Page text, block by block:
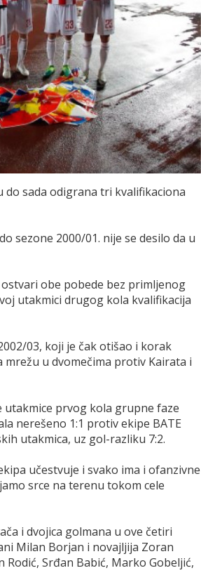
do sada odigrana tri kvalifikaciona
sezone 2000/01. nije se desilo da u
obe pobede bez primljenog
utakmici drugog kola kvalifikacija
03, koji je čak otišao i korak
mrežu u dvomečima protiv Kairata i
utakmice prvog kola grupne faze
nerešeno 1:1 protiv ekipe BATE
utakmica, uz gol-razliku 7:2.
učestvuje i svako ima i ofanzivne
srce na terenu tokom cele
i dvojica golmana u ove četiri
Milan Borjan i novajljija Zoran
Srđan Babić, Marko Gobeljić,